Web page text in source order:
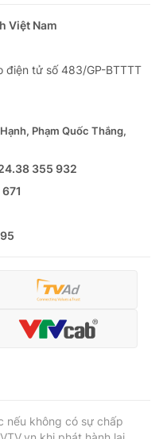
Việt Nam
điện tử số 483/GP-BTTTT
Phạm Quốc Thắng,
355 932
nếu không có sự chấp